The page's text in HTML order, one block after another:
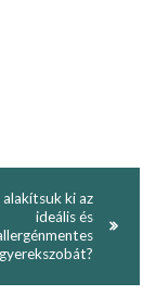
ki az
ideális és
gyerekszobát?